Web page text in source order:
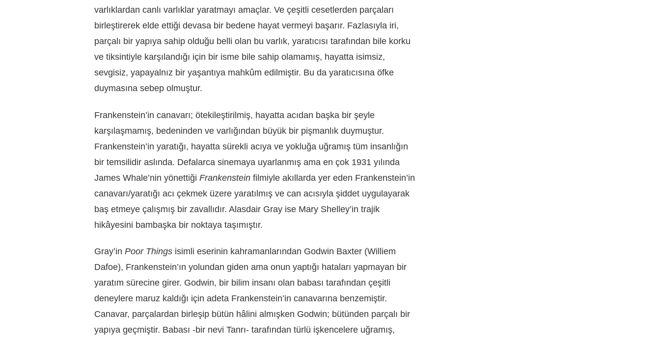
varlıklardan canlı varlıklar yaratmayı amaçlar. Ve çeşitli cesetlerden parçaları
birleştirerek elde ettiği devasa bir bedene hayat vermeyi başarır. Fazlasıyla iri,
parçalı bir yapıya sahip olduğu belli olan bu varlık, yaratıcısı tarafından bile korku
ve tiksintiyle karşılandığı için bir isme bile sahip olamamış, hayatta isimsiz,
sevgisiz, yapayalnız bir yaşantıya mahkûm edilmiştir. Bu da yaratıcısına öfke
duymasına sebep olmuştur.
Frankenstein’in canavarı; ötekileştirilmiş, hayatta acıdan başka bir şeyle
karşılaşmamış, bedeninden ve varlığından büyük bir pişmanlık duymuştur.
Frankenstein’in yaratığı, hayatta sürekli acıya ve yokluğa uğramış tüm insanlığın
bir temsilidir aslında. Defalarca sinemaya uyarlanmış ama en çok 1931 yılında
James Whale’nin yönettiği Frankenstein filmiyle akıllarda yer eden Frankenstein’in
canavarı/yaratığı acı çekmek üzere yaratılmış ve can acısıyla şiddet uygulayarak
baş etmeye çalışmış bir zavallıdır. Alasdair Gray ise Mary Shelley’in trajik
hikâyesini bambaşka bir noktaya taşımıştır.
Gray’in Poor Things isimli eserinin kahramanlarından Godwin Baxter (Williem
Dafoe), Frankenstein’ın yolundan giden ama onun yaptığı hataları yapmayan bir
yaratım sürecine girer. Godwin, bir bilim insanı olan babası tarafından çeşitli
deneylere maruz kaldığı için adeta Frankenstein’in canavarına benzemiştir.
Canavar, parçalardan birleşip bütün hâlini almışken Godwin; bütünden parçalı bir
yapıya geçmiştir. Babası -bir nevi Tanrı- tarafından türlü işkencelere uğramış,